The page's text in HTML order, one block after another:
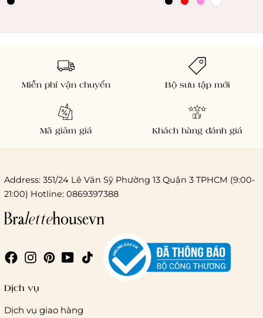
Chi phí giao hàng
Giao hàng trong ngày (hoả tốc)
Miễn phí vận chuyển Bộ sưu tập mới
Mã giảm giá Khách hàng đánh giá
Address: 351/24 Lê Văn Sỹ Phường 13 Quận 3 TPHCM (9:00-
21:00) Hotline: 0869397388
Dịch vụ
Dịch vụ giao hàng